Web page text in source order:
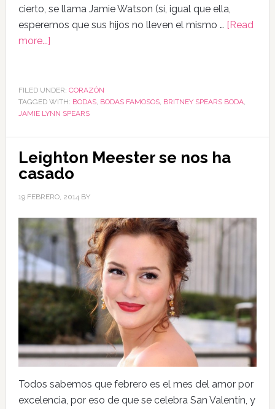
cierto, se llama Jamie Watson (sí, igual que ella,
esperemos que sus hijos no lleven el mismo … [Read
more...]
FILED UNDER: CORAZÓN
TAGGED WITH: BODAS, BODAS FAMOSOS, BRITNEY SPEARS BODA,
JAMIE LYNN SPEARS
Leighton Meester se nos ha
casado
19 FEBRERO, 2014BY
Todos sabemos que febrero es el mes del amor por
excelencia, por eso de que se celebra San Valentín, y